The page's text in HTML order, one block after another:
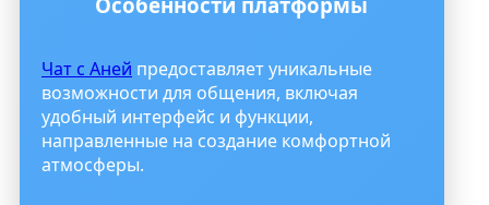
Чат с Аней предоставляет уникальные
возможности для общения, включая
удобный интерфейс и функции,
направленные на создание комфортной
атмосферы.